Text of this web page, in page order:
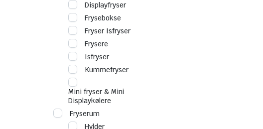
Displayfryser
Frysebokse
Fryser Isfryser
Frysere
Isfryser
Kummefryser
Mini fryser & Mini
Displaykølere
Fryserum
Hylder